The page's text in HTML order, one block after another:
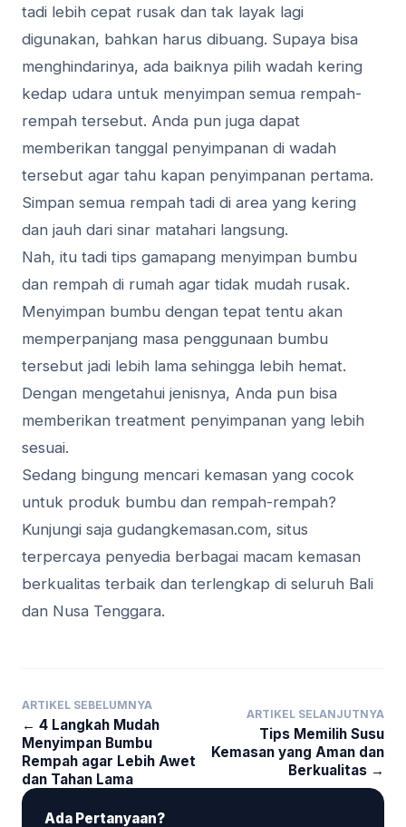
tadi lebih cepat rusak dan tak layak lagi
digunakan, bahkan harus dibuang. Supaya bisa
menghindarinya, ada baiknya pilih wadah kering
kedap udara untuk menyimpan semua rempah-
rempah tersebut. Anda pun juga dapat
memberikan tanggal penyimpanan di wadah
tersebut agar tahu kapan penyimpanan pertama.
Simpan semua rempah tadi di area yang kering
dan jauh dari sinar matahari langsung.
Nah, itu tadi tips gamapang menyimpan bumbu
dan rempah di rumah agar tidak mudah rusak.
Menyimpan bumbu dengan tepat tentu akan
memperpanjang masa penggunaan bumbu
tersebut jadi lebih lama sehingga lebih hemat.
Dengan mengetahui jenisnya, Anda pun bisa
memberikan treatment penyimpanan yang lebih
sesuai.
Sedang bingung mencari kemasan yang cocok
untuk produk bumbu dan rempah-rempah?
Kunjungi saja gudangkemasan.com, situs
terpercaya penyedia berbagai macam kemasan
berkualitas terbaik dan terlengkap di seluruh Bali
dan Nusa Tenggara.
ARTIKEL SEBELUMNYA
← 4 Langkah Mudah
Menyimpan Bumbu
Rempah agar Lebih Awet
dan Tahan Lama
ARTIKEL SELANJUTNYA
Tips Memilih Susu
Kemasan yang Aman dan
Berkualitas →
Ada Pertanyaan?